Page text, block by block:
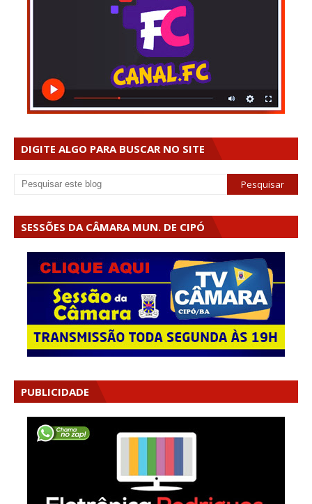
DIGITE ALGO PARA BUSCAR NO SITE
SESSÕES DA CÂMARA MUN. DE CIPÓ
PUBLICIDADE